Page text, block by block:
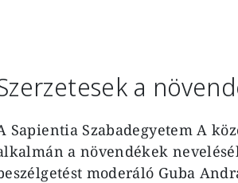
a
Sapientia Szabadegyetem A
a növendékek
moderáló Guba